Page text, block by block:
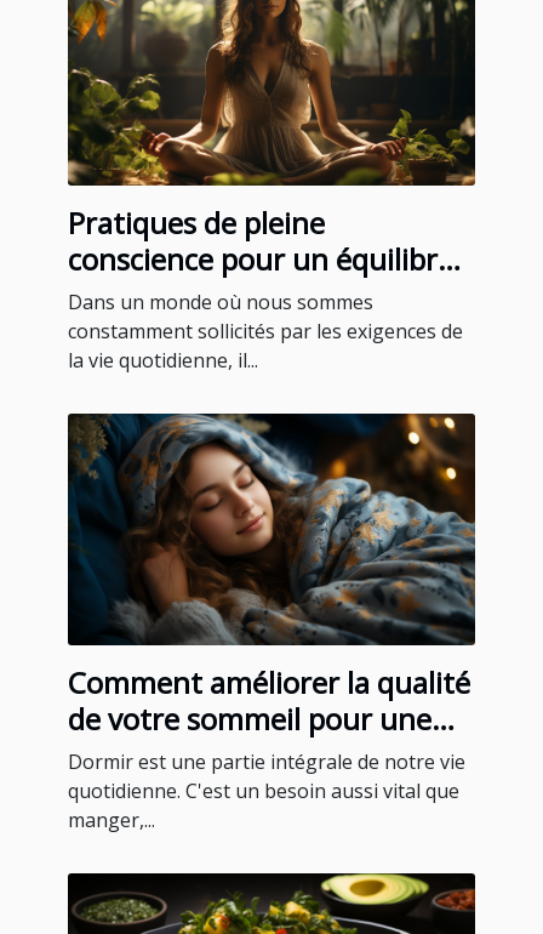
Pratiques de pleine
conscience pour un équilibre
quotidien
Dans un monde où nous sommes
constamment sollicités par les exigences de
la vie quotidienne, il...
Comment améliorer la qualité
de votre sommeil pour une
meilleure santé
Dormir est une partie intégrale de notre vie
quotidienne. C'est un besoin aussi vital que
manger,...